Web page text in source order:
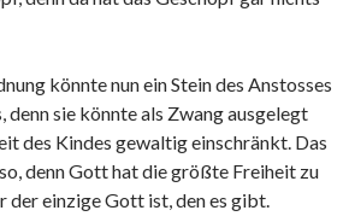
könnte nun ein Stein des Anstosses
denn sie könnte als Zwang ausgelegt
des Kindes gewaltig einschränkt. Das
denn Gott hat die größte Freiheit zu
der einzige Gott ist, den es gibt.